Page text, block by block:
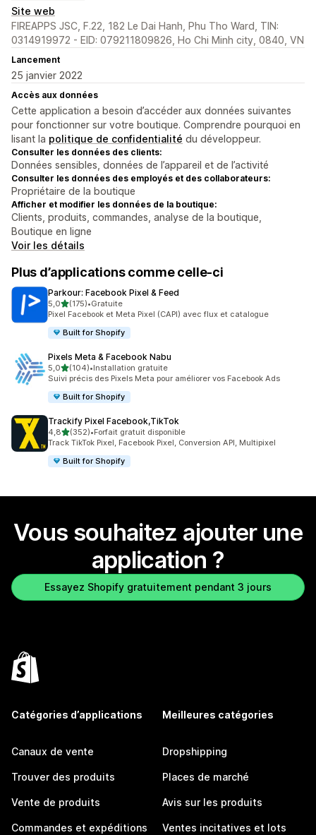
Site web
FIREAPPS JSC, F.22, 182 Le Dai Hanh, Phu Tho Ward, TIN:
0314919972 - EID: 079211809826, Ho Chi Minh city, 0840, VN
Lancement
25 janvier 2022
Accès aux données
Cette application a besoin d’accéder aux données suivantes
pour fonctionner sur votre boutique. Comprendre pourquoi en
lisant la politique de confidentialité du développeur.
Consulter les données des clients:
Données sensibles, données de l’appareil et de l’activité
Consulter les données des employés et des collaborateurs:
Propriétaire de la boutique
Afficher et modifier les données de la boutique:
Clients, produits, commandes, analyse de la boutique,
Boutique en ligne
Voir les détails
Plus d’applications comme celle-ci
Parkour: Facebook Pixel & Feed
5,0étoile(s) sur 5
(175)
175 avis au total
•Gratuite
Pixel Facebook et Meta Pixel (CAPI) avec flux et catalogue
Built for Shopify
Pixels Meta & Facebook Nabu
5,0étoile(s) sur 5
(104)
104 avis au total
•Installation gratuite
Suivi précis des Pixels Meta pour améliorer vos Facebook Ads
Built for Shopify
Trackify Pixel Facebook,TikTok
4,8étoile(s) sur 5
(352)
352 avis au total
•Forfait gratuit disponible
Track TikTok Pixel, Facebook Pixel, Conversion API, Multipixel
Built for Shopify
Vous souhaitez ajouter une
application ?
Essayez Shopify gratuitement pendant 3 jours
Catégories d’applications
Canaux de vente
Trouver des produits
Vente de produits
Commandes et expéditions
Meilleures catégories
Dropshipping
Places de marché
Avis sur les produits
Ventes incitatives et lots